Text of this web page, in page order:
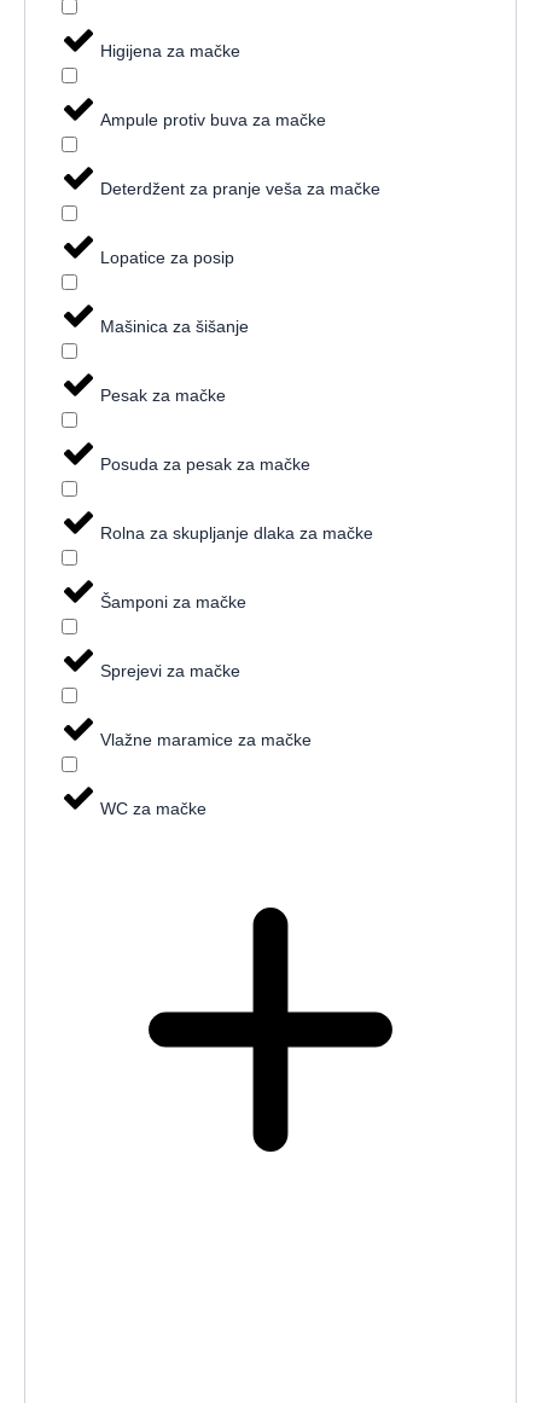
Higijena za mačke
Ampule protiv buva za mačke
Deterdžent za pranje veša za mačke
Lopatice za posip
Mašinica za šišanje
Pesak za mačke
Posuda za pesak za mačke
Rolna za skupljanje dlaka za mačke
Šamponi za mačke
Sprejevi za mačke
Vlažne maramice za mačke
WC za mačke